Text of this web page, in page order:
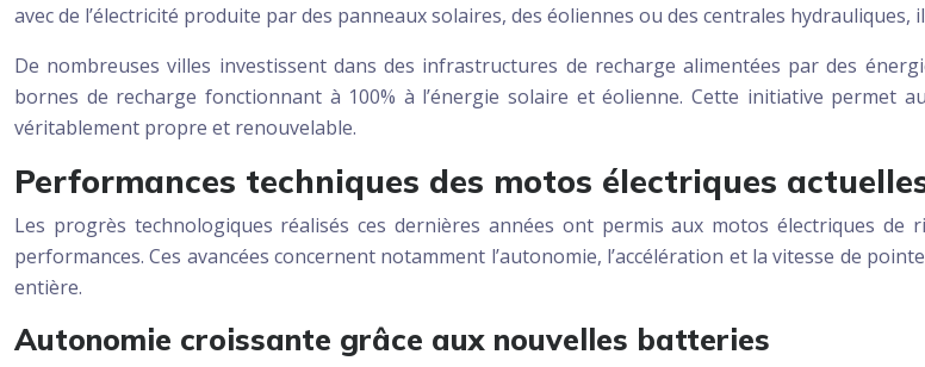
avec de l’électricité produite par des panneaux solaires, des éoliennes ou des centrales
De nombreuses villes investissent dans des infrastructures de recharge alimentées par des
bornes de recharge fonctionnant à 100% à l’énergie solaire et éolienne. Cette initiative
véritablement propre et renouvelable.
Performances techniques des motos électriques
Les progrès technologiques réalisés ces dernières années ont permis aux motos électriques
performances. Ces avancées concernent notamment l’autonomie, l’accélération et la vitesse de
entière.
Autonomie croissante grâce aux nouvelles batteries